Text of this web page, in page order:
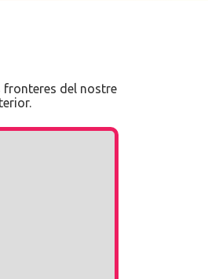
fronteres del nostre